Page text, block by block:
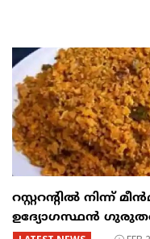
റസ്റ്ററന്റില്‍ നിന്ന്
ഉദ്യോഗസ്ഥന്‍